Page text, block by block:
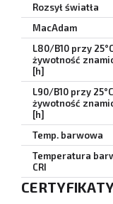
Rozsył światła
MacAdam
L80/B10 przy 25°C
żywotność
[h]
L90/B10 przy 25°C
żywotność
[h]
Temp. barwowa
Temperatura
CRI